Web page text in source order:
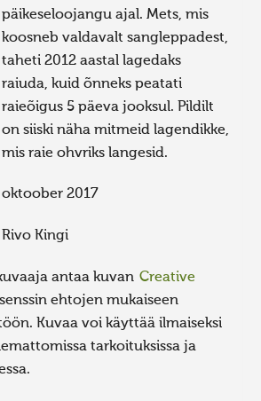
päikeseloojangu ajal. Mets, mis
koosneb valdavalt sangleppadest,
taheti 2012 aastal lagedaks
raiuda, kuid õnneks peatati
raieõigus 5 päeva jooksul. Pildilt
on siiski näha mitmeid lagendikke,
mis raie ohvriks langesid.
oktoober 2017
Rivo Kingi
antaa kuvan Creative
ehtojen mukaiseen
Kuvaa voi käyttää ilmaiseksi
tarkoituksissa ja